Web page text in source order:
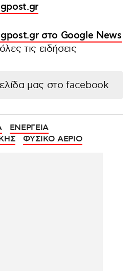
στο Google News
τις ειδήσεις
μας στο facebook
ΕΝΕΡΓΕΙΑ
ΦΥΣΙΚΟ ΑΕΡΙΟ